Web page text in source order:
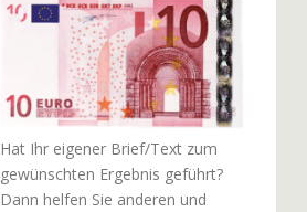
Hat Ihr eigener Brief/Text zum
gewünschten Ergebnis geführt?
Dann helfen Sie anderen und